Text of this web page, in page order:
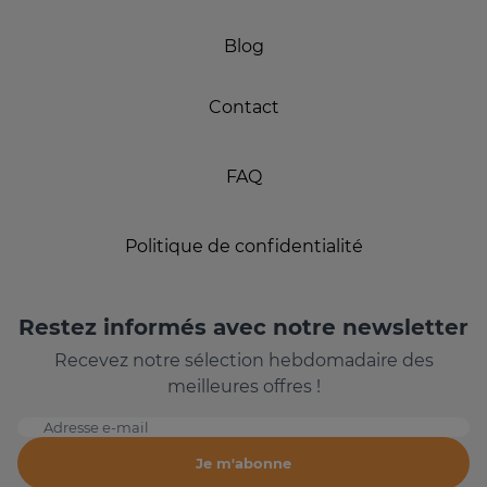
Blog
Contact
FAQ
Politique de confidentialité
Restez informés avec notre newsletter
Recevez notre sélection hebdomadaire des
meilleures offres !
Adresse e-mail
Je m'abonne